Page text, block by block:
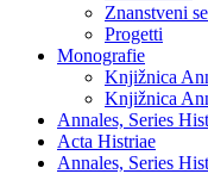
Znanstveni
Progetti
Monografie
Knjižnica
Knjižnica
Annales, Series
Acta Histriae
Annales, Series